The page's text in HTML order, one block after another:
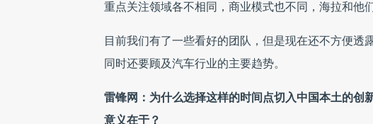
重点关注领域各不相同，商业模式也不同，海拉和他
目前我们有了一些看好的团队，但是现在还不方便透
同时还要顾及汽车行业的主要趋势。
雷锋网：为什么选择这样的时间点切入中国本土的创
意义在于？